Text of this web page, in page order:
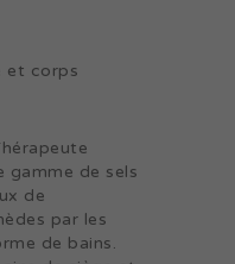
et corps
gamme de sels
de
par les
de bains.